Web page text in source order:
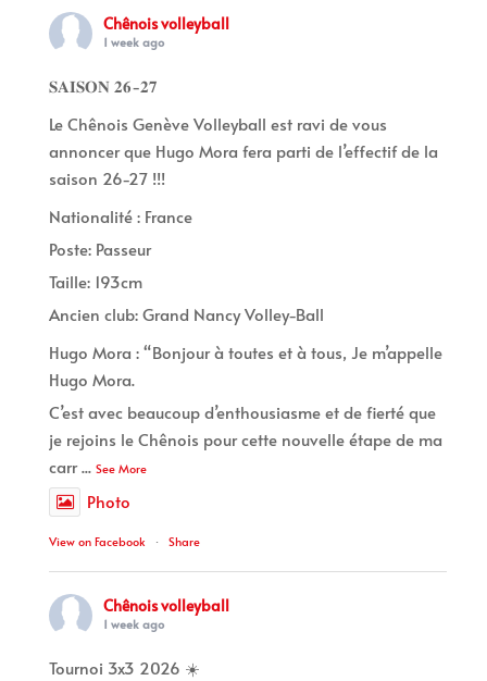
Chênois volleyball
1 week ago
𝐒𝐀𝐈𝐒𝐎𝐍 𝟐𝟔-𝟐𝟕
Le Chênois Genève Volleyball est ravi de vous
annoncer que Hugo Mora fera parti de l’effectif de la
saison 26-27 !!!
Nationalité : France
Poste: Passeur
Taille: 193cm
Ancien club: Grand Nancy Volley-Ball
Hugo Mora : “Bonjour à toutes et à tous, Je m’appelle
Hugo Mora.
C’est avec beaucoup d’enthousiasme et de fierté que
je rejoins le Chênois pour cette nouvelle étape de ma
carr... See More
Photo
View on Facebook · Share
Chênois volleyball
1 week ago
Tournoi 3x3 2026 ☀️